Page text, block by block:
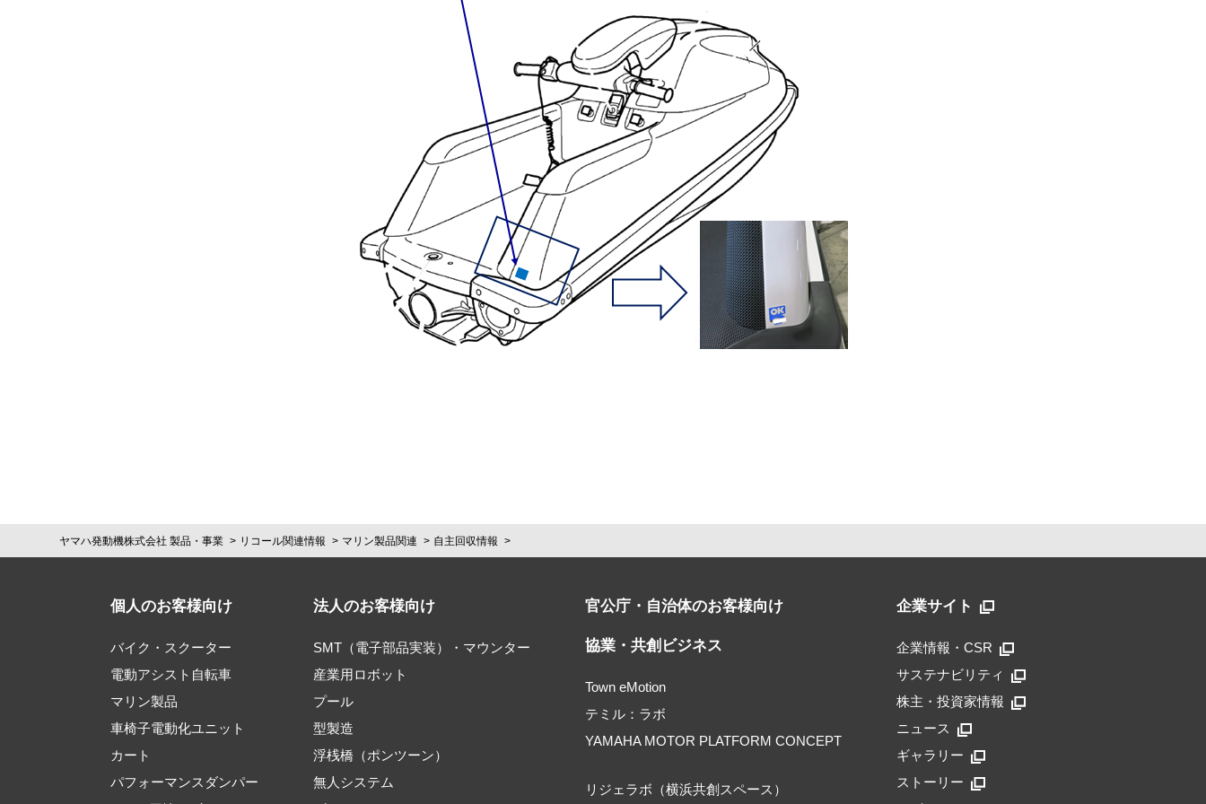
ヤマハ発動機株式会社 製品・事業 リコール関連情報 マリン製品関連 自主回収情報
個人のお客様向け
バイク・スクーター
電動アシスト自転車
マリン製品
車椅子電動化ユニット
カート
パフォーマンスダンパー
法人のお客様向け
SMT（電子部品実装）・マウンター
産業用ロボット
プール
型製造
浮桟橋（ポンツーン）
無人システム
官公庁・自治体のお客様向け
協業・共創ビジネス
Town eMotion
テミル：ラボ
YAMAHA MOTOR PLATFORM CONCEPT
リジェラボ（横浜共創スペース）
企業サイト
企業情報・CSR
サステナビリティ
株主・投資家情報
ニュース
ギャラリー
ストーリー